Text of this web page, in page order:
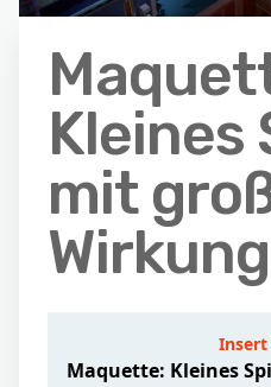
Kleines
mit
Wirkung